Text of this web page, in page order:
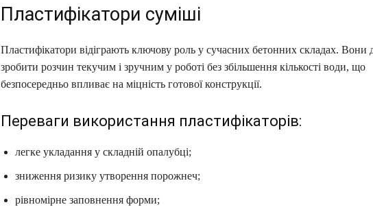
Пластифікатори суміші
Пластифікатори відіграють ключову роль у сучасних бетонних складах. Вони
зробити розчин текучим і зручним у роботі без збільшення кількості води, що
безпосередньо впливає на міцність готової конструкції.
Переваги використання пластифікаторів:
легке укладання у складній опалубці;
зниження ризику утворення порожнеч;
рівномірне заповнення форми;